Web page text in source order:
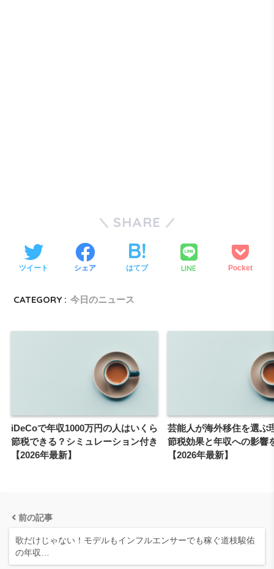
SHARE
ツイート シェア はてブ LINE Pocket
CATEGORY : 今日のニュース
iDeCoで年収1000万円の人はいくら
節税できる？シミュレーション付き
【2026年最新】
芸能人が海外移住を選ぶ
節税効果と年収への影響
【2026年最新】
前の記事
歌だけじゃない！モデルもインフルエンサーでも稼ぐ道枝駿佑
の年収…